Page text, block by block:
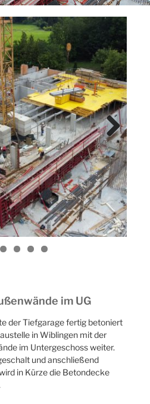
Next
im UG
der Tiefgarage fertig betoniert
in Wiblingen mit der
im Untergeschoss weiter.
und anschließend
in Kürze die Betondecke